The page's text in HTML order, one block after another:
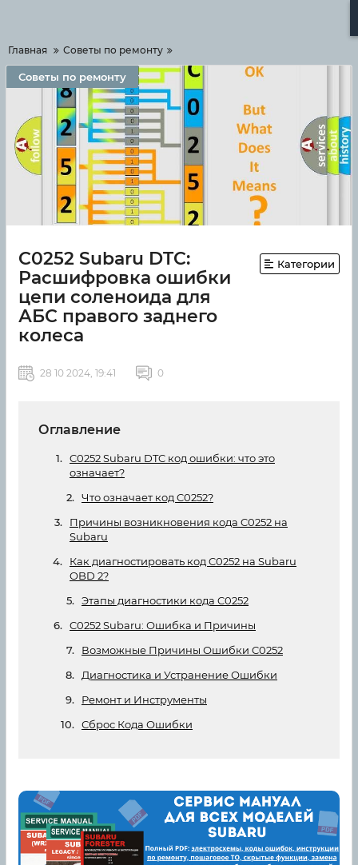
Главная Советы по ремонту
Советы по ремонту
C0252 Subaru DTC:
Расшифровка ошибки
цепи соленоида для
АБС правого заднего
колеса
Категории
28 10 2024, 19:41 0
Оглавление
C0252 Subaru DTC код ошибки: что это
означает?
Что означает код C0252?
Причины возникновения кода C0252 на
Subaru
Как диагностировать код C0252 на Subaru
OBD 2?
Этапы диагностики кода C0252
C0252 Subaru: Ошибка и Причины
Возможные Причины Ошибки C0252
Диагностика и Устранение Ошибки
Ремонт и Инструменты
Сброс Кода Ошибки